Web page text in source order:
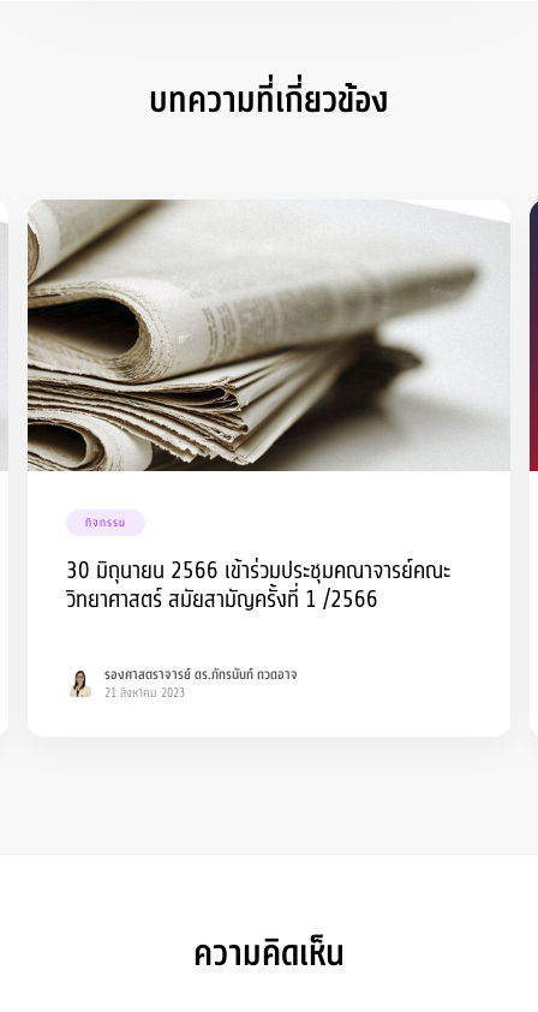
บทความที่เกี่ยวข้อง
กิจกรรม
30 มิถุนายน 2566 เข้าร่วมประชุมคณาจารย์คณะ
วิทยาศาสตร์ สมัยสามัญครั้งที่ 1 /2566
รองศาสตราจารย์ ดร.ภัทรนันท์ ทวดอาจ
21 สิงหาคม 2023
ความคิดเห็น